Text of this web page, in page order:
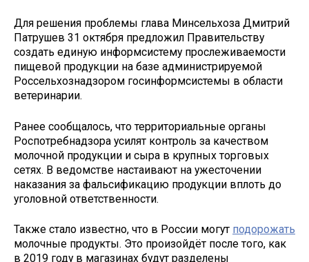
Для решения проблемы глава Минсельхоза Дмитрий
Патрушев 31 октября предложил Правительству
создать единую информсистему прослеживаемости
пищевой продукции на базе администрируемой
Россельхознадзором госинформсистемы в области
ветеринарии.
Ранее сообщалось, что территориальные органы
Роспотребнадзора усилят контроль за качеством
молочной продукции и сыра в крупных торговых
сетях. В ведомстве настаивают на ужесточении
наказания за фальсификацию продукции вплоть до
уголовной ответственности.
Также стало известно, что в России могут подорожать
молочные продукты. Это произойдёт после того, как
в 2019 году в магазинах будут разделены